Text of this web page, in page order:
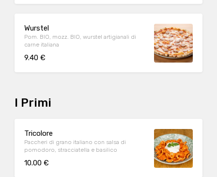
Wurstel
Pom. BIO, mozz. BIO, wurstel artigianali di
carne italiana
9.40 €
I Primi
Tricolore
Paccheri di grano italiano con salsa di
pomodoro, stracciatella e basilico
10.00 €